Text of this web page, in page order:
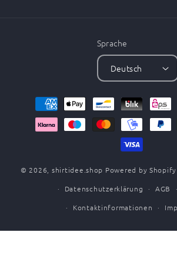
Sprache
Deutsch
Zahlungsmethoden
© 2026, shirtidee.shop Powered by Shopify
Datenschutzerklärung
AGB
Kontaktinformationen